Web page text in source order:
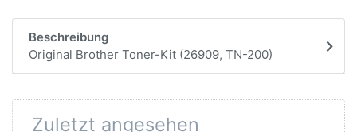
Beschreibung
Original Brother Toner-Kit (26909, TN-200)
Zuletzt angesehen